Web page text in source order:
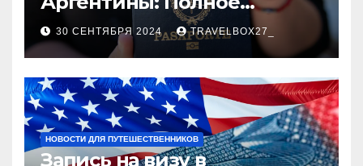
руководство
30 СЕНТЯБРЯ 2024 TRAVELBOX27_
НОВОСТИ ДЛЯ ПУТЕШЕСТВЕННИКОВ
Запись на визу в